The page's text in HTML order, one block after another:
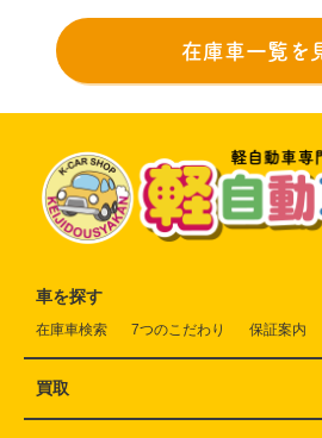
在庫車一覧を
車を探す
在庫車検索 7つのこだわり 保証案内
買取